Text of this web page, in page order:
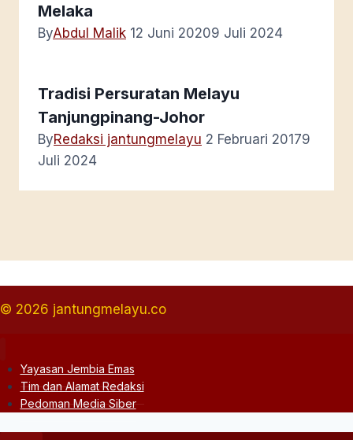
Melaka
ByAbdul Malik 12 Juni 20209 Juli 2024
Tradisi Persuratan Melayu
Tanjungpinang-Johor
ByRedaksi jantungmelayu 2 Februari 20179
Juli 2024
© 2026 jantungmelayu.co
Yayasan Jembia Emas
Tim dan Alamat Redaksi
Pedoman Media Siber